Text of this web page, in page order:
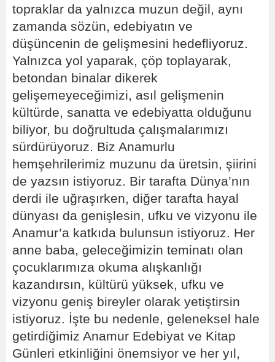
topraklar da yalnızca muzun değil, aynı
zamanda sözün, edebiyatın ve
düşüncenin de gelişmesini hedefliyoruz.
Yalnızca yol yaparak, çöp toplayarak,
betondan binalar dikerek
gelişemeyeceğimizi, asıl gelişmenin
kültürde, sanatta ve edebiyatta olduğunu
biliyor, bu doğrultuda çalışmalarımızı
sürdürüyoruz. Biz Anamurlu
hemşehrilerimiz muzunu da üretsin, şiirini
de yazsın istiyoruz. Bir tarafta Dünya’nın
derdi ile uğraşırken, diğer tarafta hayal
dünyası da genişlesin, ufku ve vizyonu ile
Anamur’a katkıda bulunsun istiyoruz. Her
anne baba, geleceğimizin teminatı olan
çocuklarımıza okuma alışkanlığı
kazandırsın, kültürü yüksek, ufku ve
vizyonu geniş bireyler olarak yetiştirsin
istiyoruz. İşte bu nedenle, geleneksel hale
getirdiğimiz Anamur Edebiyat ve Kitap
Günleri etkinliğini önemsiyor ve her yıl,